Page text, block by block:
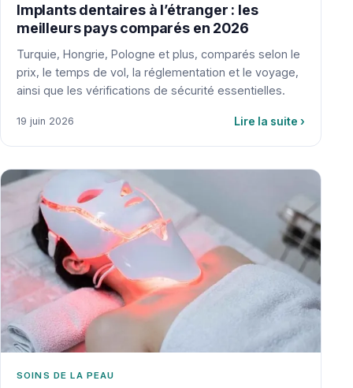
Implants dentaires à l’étranger : les
meilleurs pays comparés en 2026
Turquie, Hongrie, Pologne et plus, comparés selon le
prix, le temps de vol, la réglementation et le voyage,
ainsi que les vérifications de sécurité essentielles.
19 juin 2026 Lire la suite ›
SOINS DE LA PEAU